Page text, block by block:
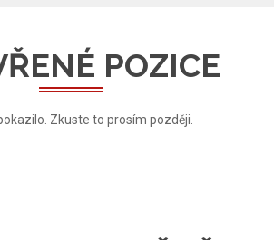
POZICE
Zkuste to prosím později.